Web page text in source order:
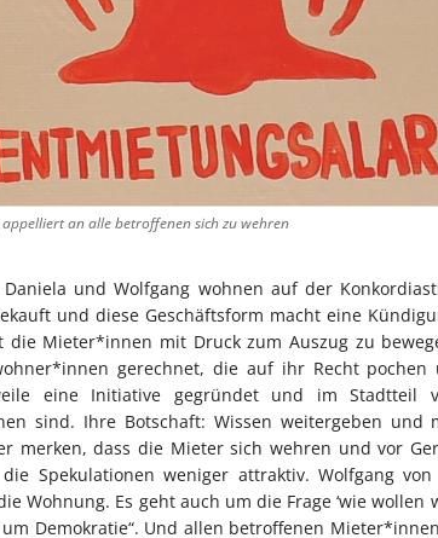
appelliert an alle betroffenen sich zu wehren
Daniela und Wolfgang wohnen auf der
und diese Geschäftsform macht eine
die Mieter*innen mit Druck zum Auszug zu
gerechnet, die auf ihr Recht
eine Initiative gegründet und im Stadtteil
sind. Ihre Botschaft: Wissen weitergeben
merken, dass die Mieter sich wehren und vor
Spekulationen weniger attraktiv. Wolfgang
Wohnung. Es geht auch um die Frage ‘wie
Demokratie“. Und allen betroffenen